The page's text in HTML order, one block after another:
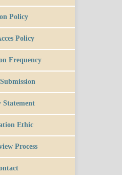
Policy
Policy
Frequency
Statement
Ethic
Process